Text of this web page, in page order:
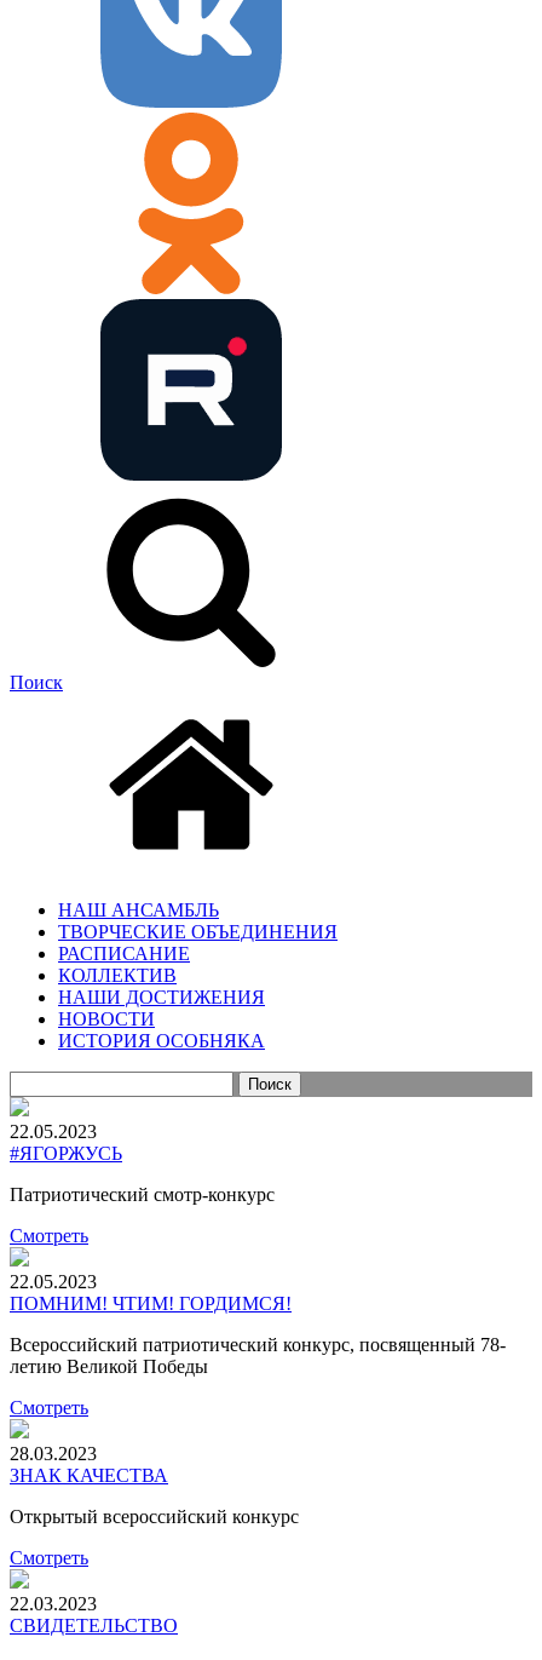
Поиск
НАШ АНСАМБЛЬ
ТВОРЧЕСКИЕ ОБЪЕДИНЕНИЯ
РАСПИСАНИЕ
КОЛЛЕКТИВ
НАШИ ДОСТИЖЕНИЯ
НОВОСТИ
ИСТОРИЯ ОСОБНЯКА
22.05.2023
#ЯГОРЖУСЬ
Патриотический смотр-конкурс
Смотреть
22.05.2023
ПОМНИМ! ЧТИМ! ГОРДИМСЯ!
Всероссийский патриотический конкурс, посвященный 78-
летию Великой Победы
Смотреть
28.03.2023
ЗНАК КАЧЕСТВА
Открытый всероссийский конкурс
Смотреть
22.03.2023
СВИДЕТЕЛЬСТВО